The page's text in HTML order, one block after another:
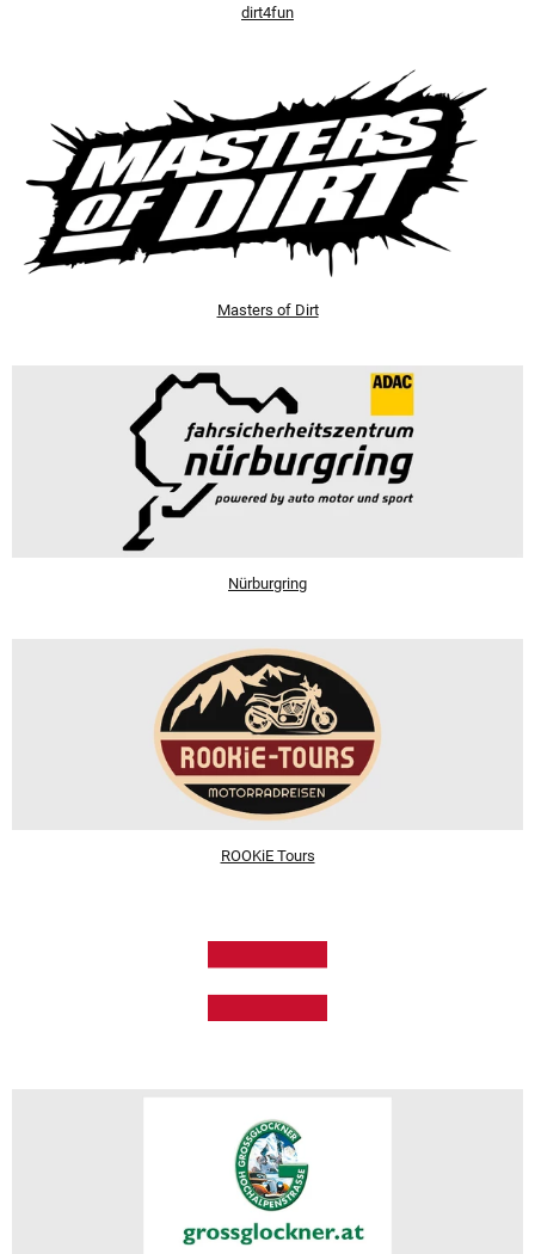
dirt4fun
Masters of Dirt
Nürburgring
ROOKiE Tours